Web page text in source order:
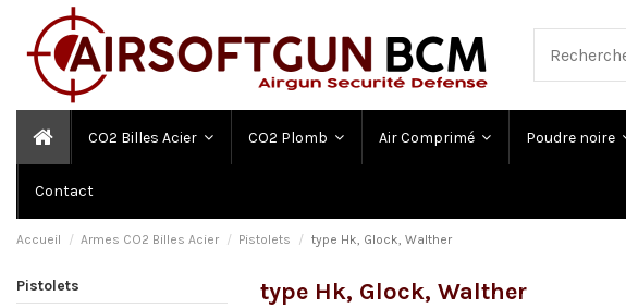
CO2 Billes Acier CO2 Plomb Air Comprimé Poudre noire
Contact
Accueil Armes CO2 Billes Acier Pistolets type Hk, Glock, Walther
type Hk, Glock, Walther
Pistolets